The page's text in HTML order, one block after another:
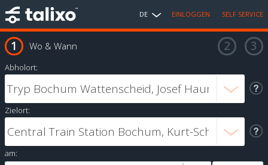
DE EINLOGGEN SELF SERVICE
Wo & Wann
Abholort:
Zielort:
am: